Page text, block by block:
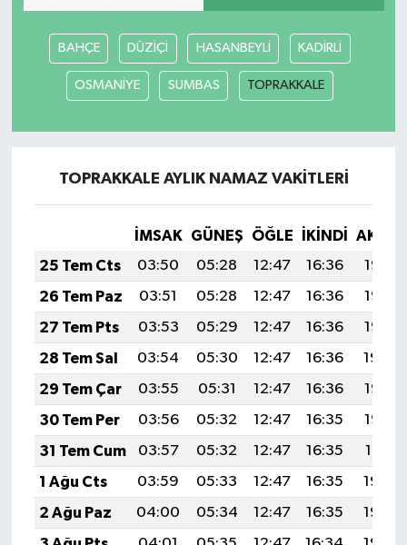
BAHÇE DÜZİÇİ HASANBEYLİ KADİRLİ
OSMANİYE SUMBAS TOPRAKKALE
TOPRAKKALE AYLIK NAMAZ VAKITLERI
İMSAK GÜNEŞ ÖĞLE İKINDI
25 Tem Cts
03:50 05:28 12:47 16:36
19:56
26 Tem Paz
03:51 05:28 12:47 16:36
19:56
27 Tem Pts
03:53 05:29 12:47 16:36
19:55
28 Tem Sal
03:54 05:30 12:47 16:36
19:54
29 Tem Çar
03:55 05:31 12:47 16:36
19:53
30 Tem Per
03:56 05:32 12:47 16:35
19:52
31 Tem Cum
03:57 05:32 12:47 16:35
19:51
1 Ağu Cts
03:59 05:33 12:47 16:35
19:50
2 Ağu Paz
04:00 05:34 12:47 16:35
19:49